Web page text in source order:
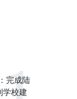
完成陆
学校建